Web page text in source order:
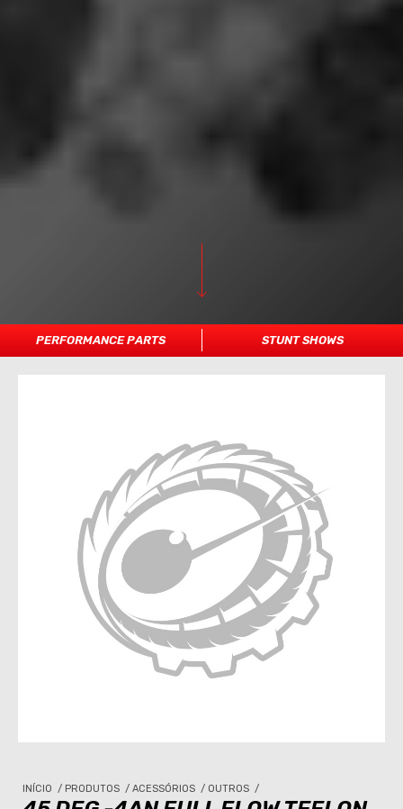
PERFORMANCE PARTS STUNT SHOWS
INÍCIO / PRODUTOS / ACESSÓRIOS / OUTROS /